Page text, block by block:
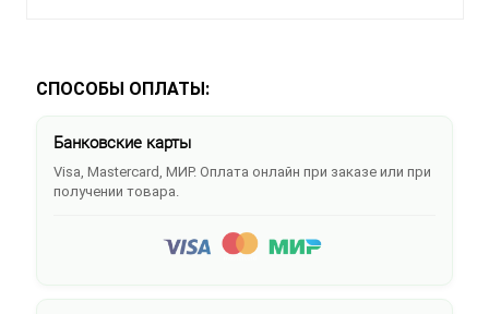
СПОСОБЫ ОПЛАТЫ:
Банковские карты
Visa, Mastercard, МИР. Оплата онлайн при заказе или при
получении товара.